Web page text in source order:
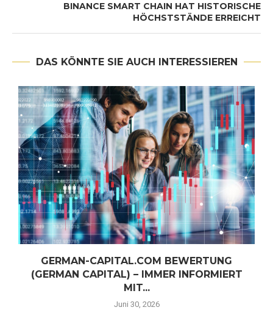
BINANCE SMART CHAIN HAT HISTORISCHE
HÖCHSTSTÄNDE ERREICHT
DAS KÖNNTE SIE AUCH INTERESSIEREN
GERMAN-CAPITAL.COM BEWERTUNG
(GERMAN CAPITAL) – IMMER INFORMIERT
MIT...
Juni 30, 2026